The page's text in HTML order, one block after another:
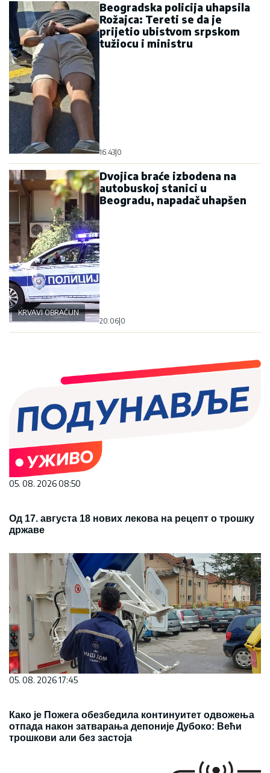
Beogradska policija uhapsila
Rožajca: Tereti se da je
prijetio ubistvom srpskom
tužiocu i ministru
16:43 0
KRVAVI OBRAČUN
Dvojica braće izbodena na
autobuskoj stanici u
Beogradu, napadač uhapšen
20:06 0
05. 08. 2026 08:50
Од 17. августа 18 нових лекова на рецепт о трошку
државе
05. 08. 2026 17:45
Како је Пожега обезбедила континуитет одвожења
отпада након затварања депоније Дубоко: Већи
трошкови али без застоја